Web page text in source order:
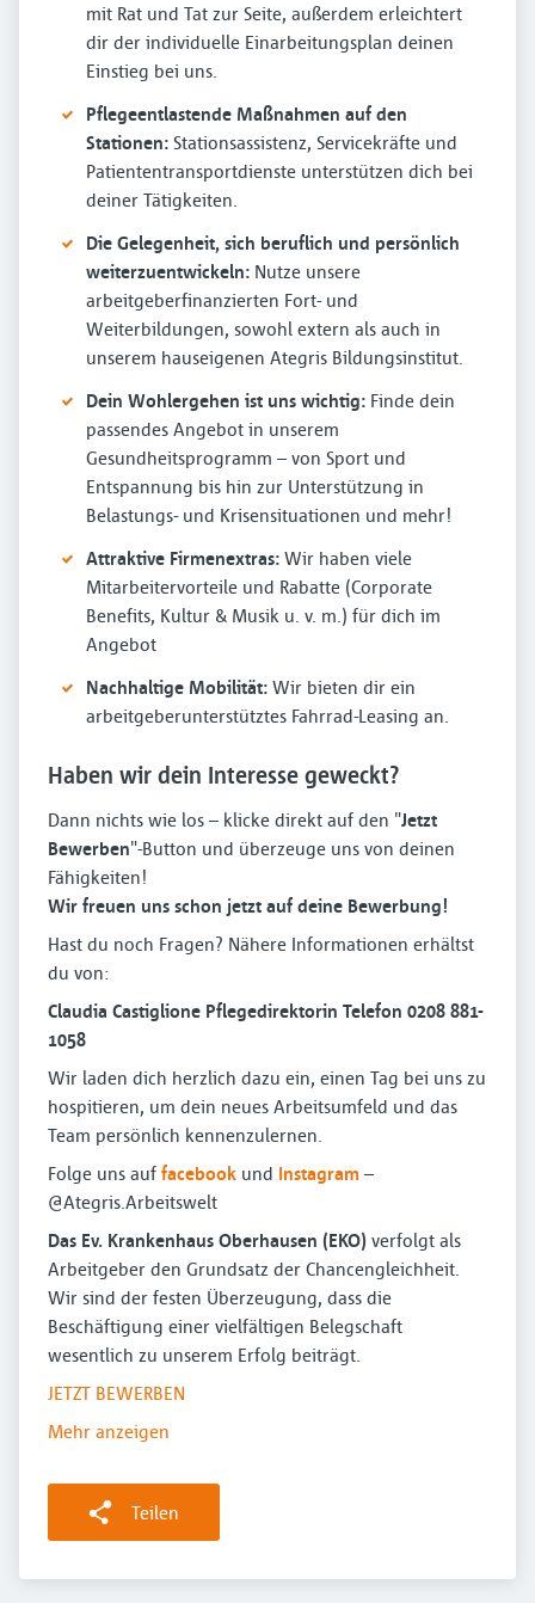
mit Rat und Tat zur Seite, außerdem erleichtert
dir der individuelle Einarbeitungsplan deinen
Einstieg bei uns.
Pflegeentlastende Maßnahmen auf den
Stationen: Stationsassistenz, Servicekräfte und
Patiententransportdienste unterstützen dich bei
deiner Tätigkeiten.
Die Gelegenheit, sich beruflich und persönlich
weiterzuentwickeln: Nutze unsere
arbeitgeberfinanzierten Fort- und
Weiterbildungen, sowohl extern als auch in
unserem hauseigenen Ategris Bildungsinstitut.
Dein Wohlergehen ist uns wichtig: Finde dein
passendes Angebot in unserem
Gesundheitsprogramm – von Sport und
Entspannung bis hin zur Unterstützung in
Belastungs- und Krisensituationen und mehr!
Attraktive Firmenextras: Wir haben viele
Mitarbeitervorteile und Rabatte (Corporate
Benefits, Kultur & Musik u. v. m.) für dich im
Angebot
Nachhaltige Mobilität: Wir bieten dir ein
arbeitgeberunterstütztes Fahrrad-Leasing an.
Haben wir dein Interesse geweckt?
Dann nichts wie los – klicke direkt auf den "Jetzt
Bewerben"-Button und überzeuge uns von deinen
Fähigkeiten!
Wir freuen uns schon jetzt auf deine Bewerbung!
Hast du noch Fragen? Nähere Informationen erhältst
du von:
Claudia Castiglione Pflegedirektorin Telefon 0208 881-
1058
Wir laden dich herzlich dazu ein, einen Tag bei uns zu
hospitieren, um dein neues Arbeitsumfeld und das
Team persönlich kennenzulernen.
Folge uns auf facebook und Instagram –
@Ategris.Arbeitswelt
Das Ev. Krankenhaus Oberhausen (EKO) verfolgt als
Arbeitgeber den Grundsatz der Chancengleichheit.
Wir sind der festen Überzeugung, dass die
Beschäftigung einer vielfältigen Belegschaft
wesentlich zu unserem Erfolg beiträgt.
JETZT BEWERBEN
Mehr anzeigen
Teilen